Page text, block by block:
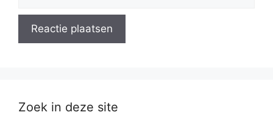
Zoek in deze site